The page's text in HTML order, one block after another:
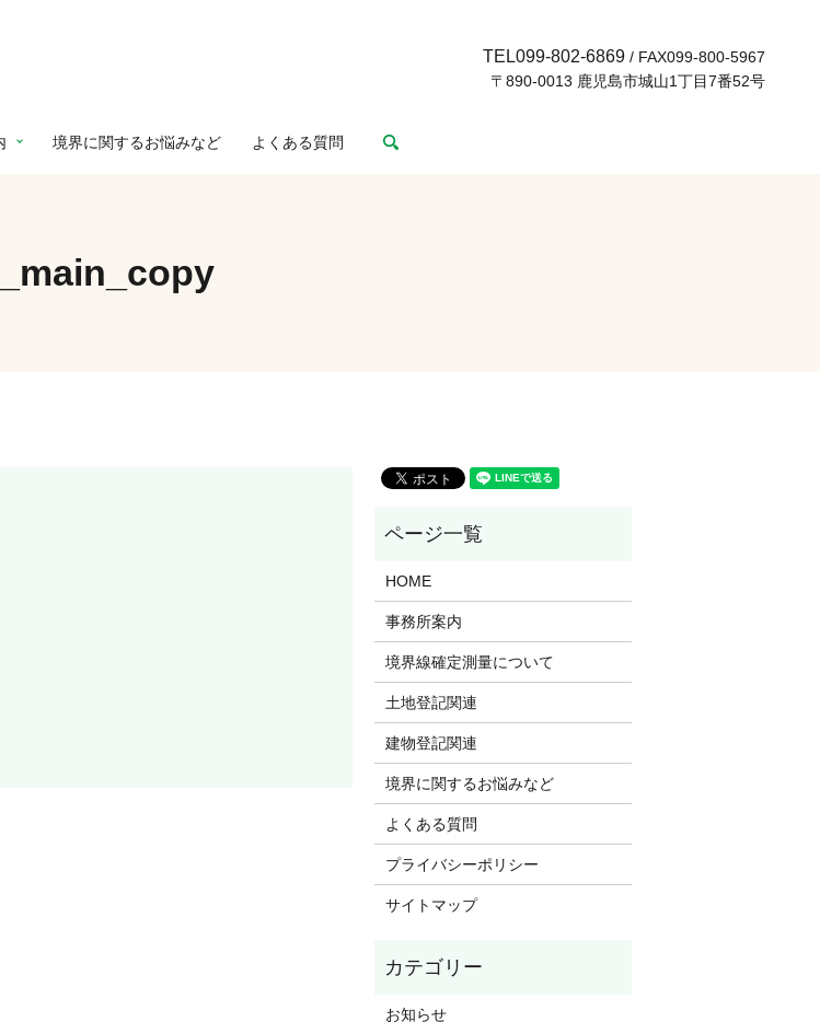
TEL099-802-6869 / FAX099-800-5967
〒890-0013 鹿児島市城山1丁目7番52号
境界に関するお悩みなど よくある質問
HOME
事務所案内
境界線確定測量について
土地登記関連
建物登記関連
境界に関するお悩みなど
よくある質問
プライバシーポリシー
サイトマップ
お知らせ